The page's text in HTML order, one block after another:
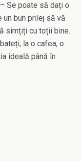
Se poate să dați o
bun prilej să vă
simțiți cu toții bine.
la o cafea, o
ideală până în